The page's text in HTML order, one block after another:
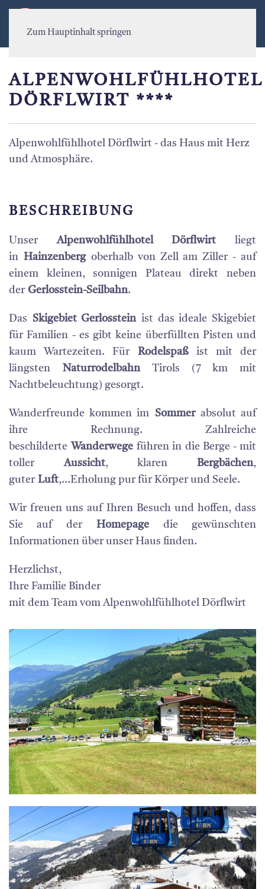
Zum Hauptinhalt springen
ALPENWOHLFÜHLHOTEL
DÖRFLWIRT ****
Alpenwohlfühlhotel Dörflwirt - das Haus mit Herz
und Atmosphäre.
BESCHREIBUNG
UnserAlpenwohlfühlhotel Dörflwirt liegt
in Hainzenberg oberhalb von Zell am Ziller - auf
einem kleinen, sonnigen Plateau direkt neben
der Gerlosstein-Seilbahn.
Das Skigebiet Gerlossteinist das ideale Skigebiet
für Familien - es gibt keine überfüllten Pisten und
kaum Wartezeiten. Für Rodelspaßist mit der
längsten NaturrodelbahnTirols (7 km mit
Nachtbeleuchtung) gesorgt.
Wanderfreunde kommen im Sommer absolut auf
ihre Rechnung. Zahlreiche
beschilderte Wanderwegeführen in die Berge - mit
tollerAussicht, klaren Bergbächen,
guter Luft,...Erholung pur für Körper und Seele.
Wir freuen uns auf Ihren Besuch und hoffen, dass
Sie auf der Homepage die gewünschten
Informationen über unser Haus finden.
Herzlichst,
Ihre Familie Binder
mit dem Team vom Alpenwohlfühlhotel Dörflwirt